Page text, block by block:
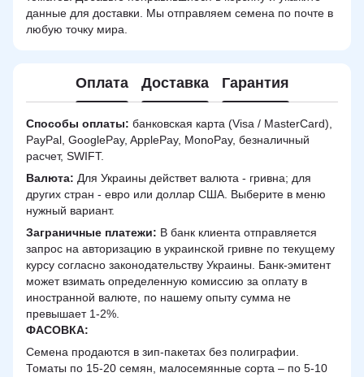
данные для доставки. Мы отправляем семена по почте в
любую точку мира.
Оплата Доставка Гарантия
Способы оплаты: банковская карта (Visa / MasterCard),
PayPal, GooglePay, ApplePay, MonoPay, безналичный
расчет, SWIFT.
Валюта: Для Украины действет валюта - гривна; для
других стран - евро или доллар США. Выберите в меню
нужный вариант.
Заграничные платежи: В банк клиента отправляется
запрос на авторизацию в украинской гривне по текущему
курсу согласно законодательству Украины. Банк-эмитент
может взимать определенную комиссию за оплату в
иностранной валюте, по нашему опыту сумма не
превышает 1-2%.
ФАСОВКА:
Семена продаются в зип-пакетах без полиграфии.
Томаты по 15-20 семян, малосемянные сорта – по 5-10